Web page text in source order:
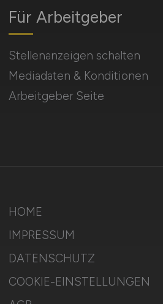
Für Arbeitgeber
Stellenanzeigen schalten
Mediadaten & Konditionen
Arbeitgeber Seite
HOME
IMPRESSUM
DATENSCHUTZ
COOKIE-EINSTELLUNGEN